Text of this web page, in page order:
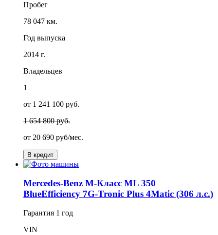
Пробег
78 047 км.
Год выпуска
2014 г.
Владельцев
1
от 1 241 100 руб.
1 654 800 руб.
от 20 690 руб/мес.
В кредит
Mercedes-Benz M-Класс ML 350
BlueEfficiency 7G-Tronic Plus 4Matic (306 л.с.)
Гарантия 1 год
VIN